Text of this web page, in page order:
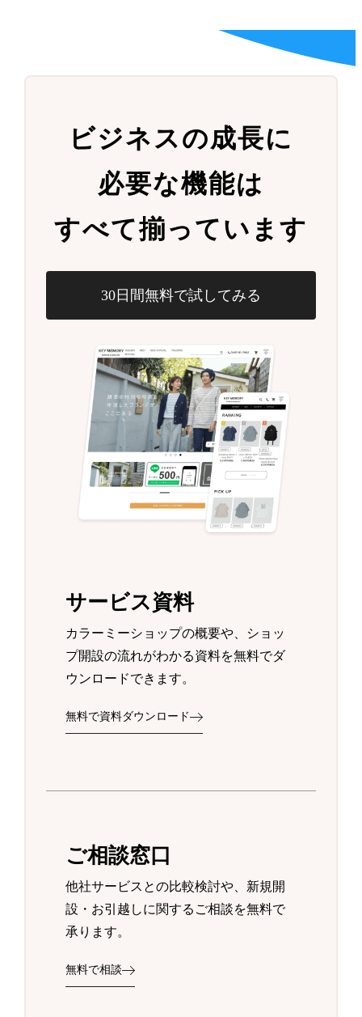
ビジネスの成長に
必要な機能は
すべて揃っています
30日間無料で試してみる
サービス資料
カラーミーショップの概要や、ショッ
プ開設の流れがわかる資料を無料でダ
ウンロードできます。
無料で資料ダウンロード
ご相談窓口
他社サービスとの比較検討や、新規開
設・お引越しに関するご相談を無料で
承ります。
無料で相談